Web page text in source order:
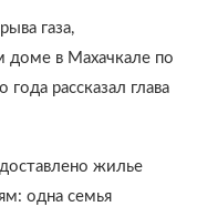
газа,
доме в Махачкале по
года рассказал глава
жилье
одна семья